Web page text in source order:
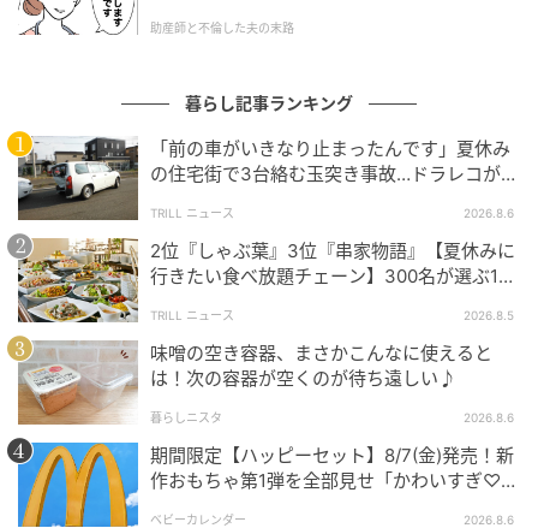
michill
ファスナー部分はグレーのシンプルな配色になってお
り、スタイリッシュに見せてくれます。開閉もスムー
ズで、中身が飛び出る心配もありません。
推し活や整理整頓に便利！メッシュポーチリ
フィルの活用術
助産師と不倫した夫の末路
暮らし記事ランキング
「前の車がいきなり止まったんです」夏休み
の住宅街で3台絡む玉突き事故…ドラレコが捉
TRILL ニュース 2026.8.6
2位『しゃぶ葉』3位『串家物語』【夏休みに
行きたい食べ放題チェーン】300名が選ぶ1位
TRILL ニュース 2026.8.5
味噌の空き容器、まさかこんなに使えると
は！次の容器が空くのが待ち遠しい♪
暮らしニスタ 2026.8.6
期間限定【ハッピーセット】8/7(金)発売！新
作おもちゃ第1弾を全部見せ「かわいすぎ♡」
ベビーカレンダー 2026.8.6